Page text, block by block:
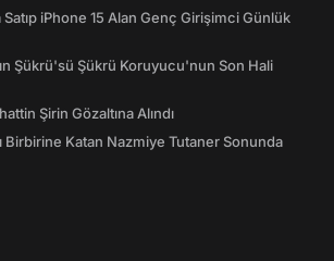
iPhone 15 Alan Genç Girişimci Günlük
Şükrü'sü Şükrü Koruyucu'nun Son Hali
Şirin Gözaltına Alındı
Birbirine Katan Nazmiye Tutaner Sonunda